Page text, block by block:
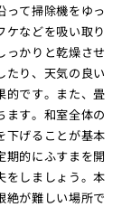
って掃除機をゆっ
ケなどを吸い取り
っかりと乾燥させ
たり、天気の良い
的です。また、畳
ます。和室全体の
下げることが基本
期的にふすまを開
をしましょう。本
絶が難しい場所で